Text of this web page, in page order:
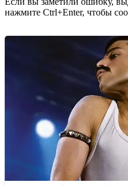
нажмите Ctrl+Enter, чтобы